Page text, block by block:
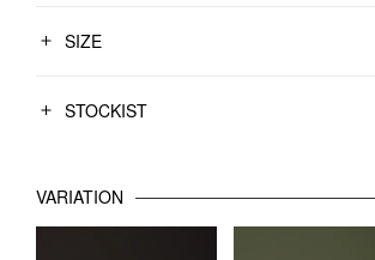
SIZE
STOCKIST
VARIATION